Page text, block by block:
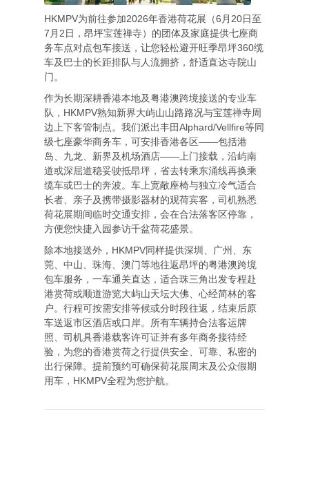
HKMPV为前往参加2026年香港荷花展（6月20日至
7月2日，昂坪宝莲禅寺）的团体及家庭提供七座商
务车点对点包车接送，让您轻松避开旺季昂坪360缆
车及巴士的长距排队与人流拥挤，舒适直达寺院山
门。
作为长期深耕香港本地及粤港澳跨境接送的专业车
队，HKMPV熟知新界大屿山山路路况与宝莲禅寺周
边上下客管制点。我们派出丰田Alphard/Vellfire等同
级七座豪华商务车，可安排香港各区——包括港
岛、九龙、新界及机场酒店——上门接载，沿屿南
道或深屈道稳妥驶抵昂坪，省去转乘东涌线再换乘
缆车或巴士的奔波。车上宽敞座椅与独立冷气适合
长者、亲子及携带摄影器材的观荷宾客，司机熟悉
荷花展期间临时交通安排，会在合法落客区停靠，
方便您快捷入园参访千盆荷花盛景。
除本地接送外，HKMPV同样提供深圳、广州、东
莞、中山、珠海、澳门等地往返昂坪的粤港澳跨境
包车服务，一车通关直达，适合珠三角出发专程赴
港赏荷或顺道游览大屿山天坛大佛、心经简林的客
户。行程可按需安排等候或分时段往返，结束后原
车送返市区酒店或口岸。所有车辆持合法客运牌
照、司机具香港载客许可证并有多年商务接待经
验，为您的香港赏荷之行提供安全、可靠、私密的
出行保障。提前预约可确保荷花展周末及公众假期
用车，HKMPV全程为您护航。